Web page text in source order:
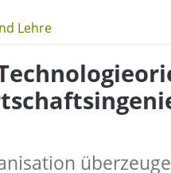
Lehre